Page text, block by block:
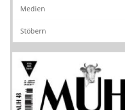
Medien
Stöbern